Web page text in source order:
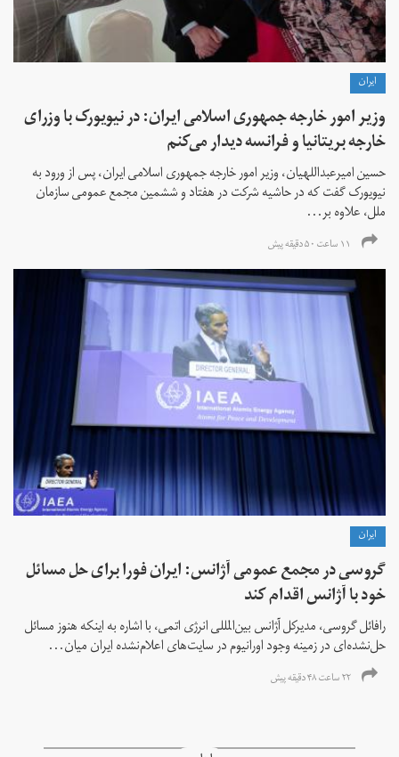
ايران
وزیر امور خارجه جمهوری اسلامی ایران: در نیویورک با وزرای
خارجه بریتانیا و فرانسه دیدار می‌کنم
حسین امیرعبداللهیان، وزیر امور خارجه جمهوری اسلامی ایران، پس از ورود به
نیویورک گفت که در حاشیه شرکت در هفتاد و ششمین مجمع عمومی سازمان
ملل، علاوه بر...
۱۱ ساعت ۵۰ دقیقه پیش
ايران
گروسی در مجمع عمومی آژانس: ایران فورا برای حل مسائل
خود با آژانس اقدام کند
رافائل گروسی، مدیرکل آژانس بین‌المللی انرژی اتمی، با اشاره به اینکه هنوز مسائل
حل‌نشده‌ای در زمینه وجود اورانیوم در سایت‌های اعلام‌نشده ایران میان...
۲۲ ساعت ۴۸ دقیقه پیش